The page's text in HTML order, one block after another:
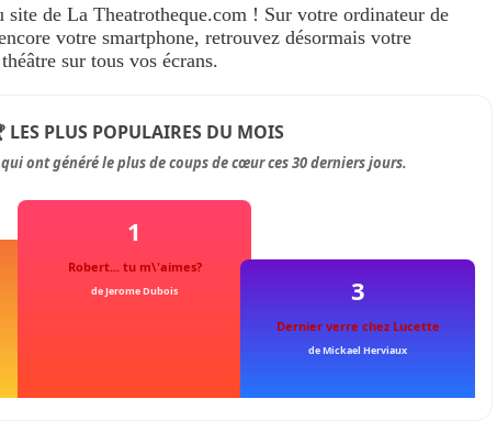
site de La Theatrotheque.com ! Sur votre ordinateur de
votre smartphone, retrouvez désormais votre
sur tous vos écrans.
LES PLUS POPULAIRES DU MOIS
ont généré le plus de coups de cœur ces 30 derniers jours.
1
Robert... tu m\'aimes?
de Jerome Dubois 3
Dernier verre chez Lucette
de Mickael Herviaux